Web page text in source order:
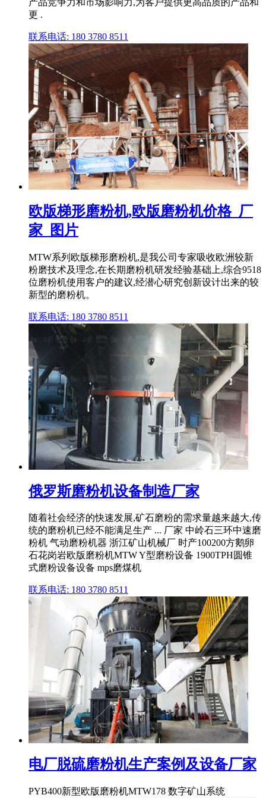
更 .
联系电话: 180 3780 8511
欧版梯形磨粉机,欧版磨粉机价格_厂
家_图片
MTW系列欧版梯形磨粉机,是我公司专家吸收欧洲较新
粉磨技术及理念,在长期磨粉机研发经验基础上,综合9518
位磨粉机使用客户的建议,经潜心研究创新设计出来的较
新型的磨粉机。
联系电话: 180 3780 8511
俄罗斯磨粉机设备制造厂家
随着社会经济的快速发展,矿石磨粉的需求量越来越大,传
统的磨粉机已经不能满足生产 ... 厂家 中岭石三环中速磨
粉机 气动磨粉机器 浙江矿山机械厂 时产100200方鹅卵
石花岗岩欧版磨粉机MTW Y型磨粉设备 1900TPH圆锥
式磨粉设备设备 mps磨煤机
联系电话: 180 3780 8511
电厂脱硫磨粉机生产案例及设备厂家
PYB400新型欧版磨粉机MTW178 数字矿山系统